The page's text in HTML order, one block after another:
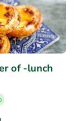
of -lunch